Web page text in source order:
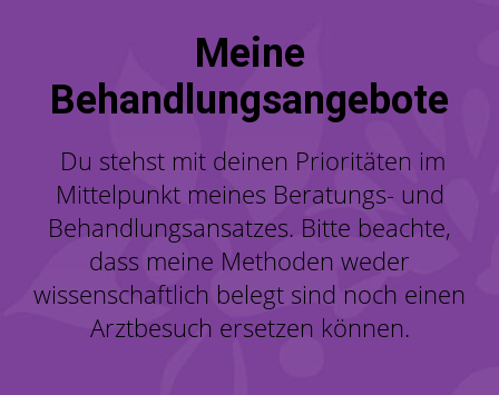
Meine
Behandlungsangebote
Du stehst mit deinen Prioritäten im
Mittelpunkt meines Beratungs- und
Behandlungsansatzes. Bitte beachte,
dass meine Methoden weder
wissenschaftlich belegt sind noch einen
Arztbesuch ersetzen können.